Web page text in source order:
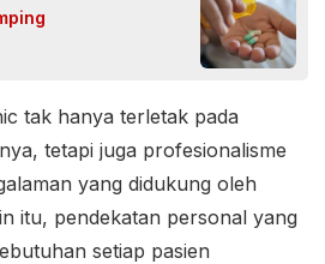
tak hanya terletak pada
tetapi juga profesionalisme
yang didukung oleh
itu, pendekatan personal yang
setiap pasien